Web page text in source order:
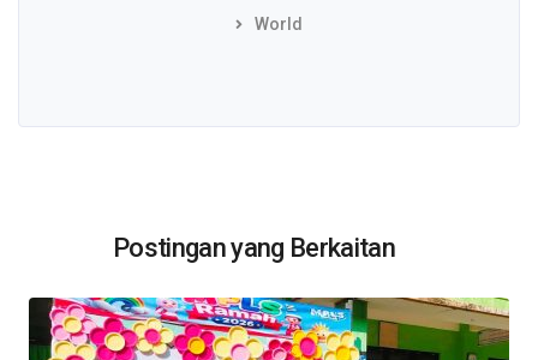
World
Postingan yang Berkaitan